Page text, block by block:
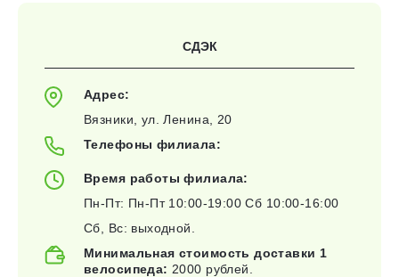
СДЭК
Адрес:
Вязники, ул. Ленина, 20
Телефоны филиала:
Время работы филиала:
Пн-Пт: Пн-Пт 10:00-19:00 Сб 10:00-16:00
Сб, Вс: выходной.
Минимальная стоимость доставки 1
велосипеда: 2000 рублей.